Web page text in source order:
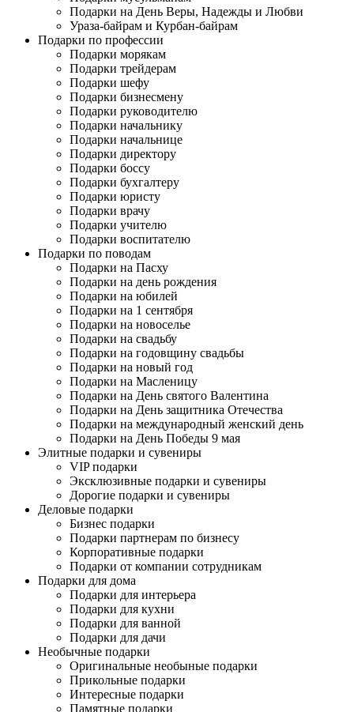
Подарки на День Веры, Надежды и Любви
Ураза-байрам и Курбан-байрам
Подарки по профессии
Подарки морякам
Подарки трейдерам
Подарки шефу
Подарки бизнесмену
Подарки руководителю
Подарки начальнику
Подарки начальнице
Подарки директору
Подарки боссу
Подарки бухгалтеру
Подарки юристу
Подарки врачу
Подарки учителю
Подарки воспитателю
Подарки по поводам
Подарки на Пасху
Подарки на день рождения
Подарки на юбилей
Подарки на 1 сентября
Подарки на новоселье
Подарки на свадьбу
Подарки на годовщину свадьбы
Подарки на новый год
Подарки на Масленицу
Подарки на День святого Валентина
Подарки на День защитника Отечества
Подарки на международный женский день
Подарки на День Победы 9 мая
Элитные подарки и сувениры
VIP подарки
Эксклюзивные подарки и сувениры
Дорогие подарки и сувениры
Деловые подарки
Бизнес подарки
Подарки партнерам по бизнесу
Корпоративные подарки
Подарки от компании сотрудникам
Подарки для дома
Подарки для интерьера
Подарки для кухни
Подарки для ванной
Подарки для дачи
Необычные подарки
Оригинальные необыные подарки
Прикольные подарки
Интересные подарки
Памятные подарки